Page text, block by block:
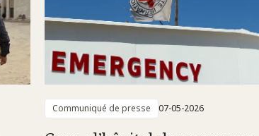
Communiqué de presse 07-05-2026